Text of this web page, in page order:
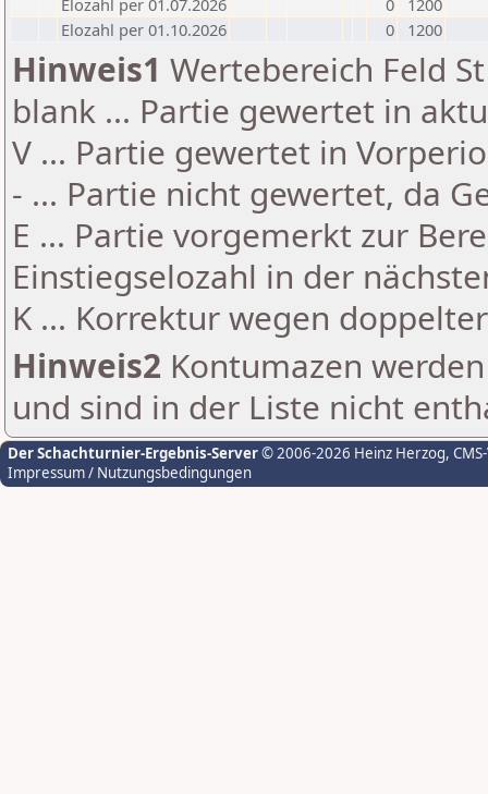
Elozahl per 01.07.2026
0
1200
Elozahl per 01.10.2026
0 1200
Hinweis1 Wertebereich Feld
blank ... Partie gewertet in
V ... Partie gewertet in
- ... Partie nicht gewertet, da
E ... Partie vorgemerkt zur
Einstiegselozahl in der
K ... Korrektur wegen
Hinweis2 Kontumazen
und sind in der Liste nicht
Der Schachturnier-Ergebnis-Server© 2006-2026 Heinz Herzog,
Impressum / Nutzungsbedingungen